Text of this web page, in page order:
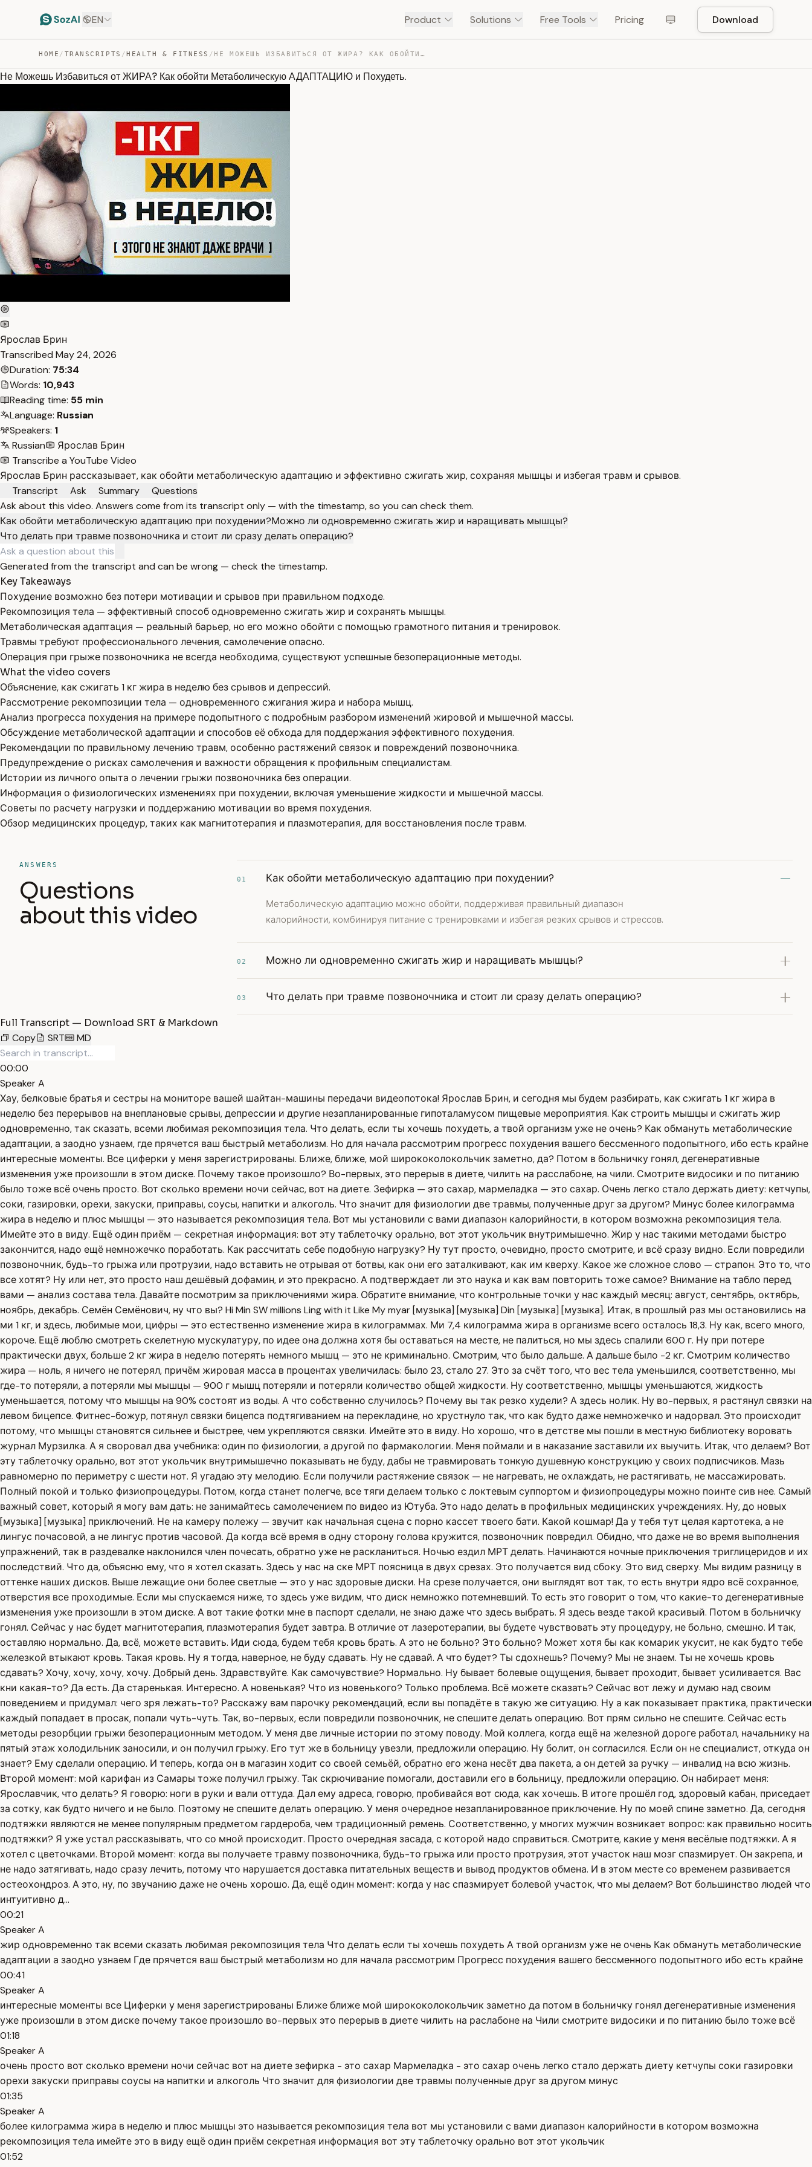
EN Product Solutions Free Tools Pricing Download
HOME / TRANSCRIPTS /HEALTH & FITNESS / НЕ МОЖЕШЬ ИЗБАВИТЬСЯ ОТ ЖИРА? КАК ОБОЙТИ МЕТАБОЛИЧЕСКУЮ… — TRANSCRIPT
Не Можешь Избавиться от ЖИРА? Как обойти Метаболическую АДАПТАЦИЮ и Похудеть.
Ярослав Брин
Transcribed May 24, 2026
Duration: 75:34
Words: 10,943
Reading time: 55 min
Language: Russian
Speakers: 1
Russian
Ярослав Брин
Transcribe a YouTube Video
Ярослав Брин рассказывает, как обойти метаболическую адаптацию и эффективно сжигать жир, сохраняя мышцы и избегая травм и срывов.
Transcript
Ask Summary
Questions
Ask about this video. Answers come from its transcript only — with the timestamp, so you can check them.
Как обойти метаболическую адаптацию при похудении?Можно ли одновременно сжигать жир и наращивать мышцы?
Что делать при травме позвоночника и стоит ли сразу делать операцию?
Generated from the transcript and can be wrong — check the timestamp.
Key Takeaways
Похудение возможно без потери мотивации и срывов при правильном подходе.
Рекомпозиция тела — эффективный способ одновременно сжигать жир и сохранять мышцы.
Метаболическая адаптация — реальный барьер, но его можно обойти с помощью грамотного питания и тренировок.
Травмы требуют профессионального лечения, самолечение опасно.
Операция при грыже позвоночника не всегда необходима, существуют успешные безоперационные методы.
What the video covers
Объяснение, как сжигать 1 кг жира в неделю без срывов и депрессий.
Рассмотрение рекомпозиции тела — одновременного сжигания жира и набора мышц.
Анализ прогресса похудения на примере подопытного с подробным разбором изменений жировой и мышечной массы.
Обсуждение метаболической адаптации и способов её обхода для поддержания эффективного похудения.
Рекомендации по правильному лечению травм, особенно растяжений связок и повреждений позвоночника.
Предупреждение о рисках самолечения и важности обращения к профильным специалистам.
Истории из личного опыта о лечении грыжи позвоночника без операции.
Информация о физиологических изменениях при похудении, включая уменьшение жидкости и мышечной массы.
Советы по расчету нагрузки и поддержанию мотивации во время похудения.
Обзор медицинских процедур, таких как магнитотерапия и плазмотерапия, для восстановления после травм.
ANSWERS
Questions
about this video
01 Как обойти метаболическую адаптацию при похудении?
Метаболическую адаптацию можно обойти, поддерживая правильный диапазон
калорийности, комбинируя питание с тренировками и избегая резких срывов и стрессов.
02 Можно ли одновременно сжигать жир и наращивать мышцы?
03 Что делать при травме позвоночника и стоит ли сразу делать операцию?
Full Transcript — Download SRT & Markdown
Copy
SRT MD
00:00
Speaker A
Хау, белковые братья и сестры на мониторе вашей шайтан-машины передачи видеопотока! Ярослав Брин, и сегодня мы будем разбирать, как сжигать 1 кг жира в
неделю без перерывов на внеплановые срывы, депрессии и другие незапланированные гипоталамусом пищевые мероприятия. Как строить мышцы и сжигать жир
одновременно, так сказать, всеми любимая рекомпозиция тела. Что делать, если ты хочешь похудеть, а твой организм уже не очень? Как обмануть метаболические
адаптации, а заодно узнаем, где прячется ваш быстрый метаболизм. Но для начала рассмотрим прогресс похудения вашего бессменного подопытного, ибо есть крайне
интересные моменты. Все циферки у меня зарегистрированы. Ближе, ближе, мой ширококолокольчик заметно, да? Потом в больничку гонял, дегенеративные
изменения уже произошли в этом диске. Почему такое произошло? Во-первых, это перерыв в диете, чилить на расслабоне, на чили. Смотрите видосики и по питанию
было тоже всё очень просто. Вот сколько времени ночи сейчас, вот на диете. Зефирка — это сахар, мармеладка — это сахар. Очень легко стало держать диету: кетчупы,
соки, газировки, орехи, закуски, приправы, соусы, напитки и алкоголь. Что значит для физиологии две травмы, полученные друг за другом? Минус более килограмма
жира в неделю и плюс мышцы — это называется рекомпозиция тела. Вот мы установили с вами диапазон калорийности, в котором возможна рекомпозиция тела.
Имейте это в виду. Ещё один приём — секретная информация: вот эту таблеточку орально, вот этот укольчик внутримышечно. Жир у нас такими методами быстро
закончится, надо ещё немножечко поработать. Как рассчитать себе подобную нагрузку? Ну тут просто, очевидно, просто смотрите, и всё сразу видно. Если повредили
позвоночник, будь-то грыжа или протрузии, надо вставить не отрывая от ботвы, как они его заталкивают, как им кверху. Какое же сложное слово — страпон. Это то, что
все хотят? Ну или нет, это просто наш дешёвый дофамин, и это прекрасно. А подтверждает ли это наука и как вам повторить тоже самое? Внимание на табло перед
вами — анализ состава тела. Давайте посмотрим за приключениями жира. Обратите внимание, что контрольные точки у нас каждый месяц: август, сентябрь, октябрь,
ноябрь, декабрь. Семён Семёнович, ну что вы? Hi Min SW millions Ling with it Like My myar [музыка] [музыка] Din [музыка] [музыка]. Итак, в прошлый раз мы остановились на
ми 1 кг, и здесь, любимые мои, цифры — это естественно изменение жира в килограммах. Ми 7,4 килограмма жира в организме всего осталось 18,3. Ну как, всего много,
короче. Ещё люблю смотреть скелетную мускулатуру, по идее она должна хотя бы оставаться на месте, не палиться, но мы здесь спалили 600 г. Ну при потере
практически двух, больше 2 кг жира в неделю потерять немного мышц — это не криминально. Смотрим, что было дальше. А дальше было -2 кг. Смотрим количество
жира — ноль, я ничего не потерял, причём жировая масса в процентах увеличилась: было 23, стало 27. Это за счёт того, что вес тела уменьшился, соответственно, мы
где-то потеряли, а потеряли мы мышцы — 900 г мышц потеряли и потеряли количество общей жидкости. Ну соответственно, мышцы уменьшаются, жидкость
уменьшается, потому что мышцы на 90% состоят из воды. А что собственно случилось? Почему вы так резко худели? А здесь нолик. Ну во-первых, я растянул связки на
левом бицепсе. Фитнес-божур, потянул связки бицепса подтягиванием на перекладине, но хрустнуло так, что как будто даже немножечко и надорвал. Это происходит
потому, что мышцы становятся сильнее и быстрее, чем укрепляются связки. Имейте это в виду. Но хорошо, что в детстве мы пошли в местную библиотеку воровать
журнал Мурзилка. А я своровал два учебника: один по физиологии, а другой по фармакологии. Меня поймали и в наказание заставили их выучить. Итак, что делаем? Вот
эту таблеточку орально, вот этот укольчик внутримышечно показывать не буду, дабы не травмировать тонкую душевную конструкцию у своих подписчиков. Мазь
равномерно по периметру с шести нот. Я угадаю эту мелодию. Если получили растяжение связок — не нагревать, не охлаждать, не растягивать, не массажировать.
Полный покой и только физиопроцедуры. Потом, когда станет полегче, все тяги делаем только с локтевым суппортом и физиопроцедуры можно поинте сив нее. Самый
важный совет, который я могу вам дать: не занимайтесь самолечением по видео из Ютуба. Это надо делать в профильных медицинских учреждениях. Ну, до новых
[музыка] [музыка] приключений. Не на камеру полежу — звучит как начальная сцена с порно кассет твоего бати. Какой кошмар! Да у тебя тут целая картотека, а не
лингус почасовой, а не лингус против часовой. Да когда всё время в одну сторону голова кружится, позвоночник повредил. Обидно, что даже не во время выполнения
упражнений, так в раздевалке наклонился член почесать, обратно уже не раскланиться. Ночью ездил МРТ делать. Начинаются ночные приключения триглицеридов и их
последствий. Что да, объясню ему, что я хотел сказать. Здесь у нас на ске МРТ поясница в двух срезах. Это получается вид сбоку. Это вид сверху. Мы видим разницу в
оттенке наших дисков. Выше лежащие они более светлые — это у нас здоровые диски. На срезе получается, они выглядят вот так, то есть внутри ядро всё сохранное,
отверстия все проходимые. Если мы спускаемся ниже, то здесь уже видим, что диск немножко потемневший. То есть это говорит о том, что какие-то дегенеративные
изменения уже произошли в этом диске. А вот такие фотки мне в паспорт сделали, не знаю даже что здесь выбрать. Я здесь везде такой красивый. Потом в больничку
гонял. Сейчас у нас будет магнитотерапия, плазмотерапия будет завтра. В отличие от лазеротерапии, вы будете чувствовать эту процедуру, не больно, смешно. И так,
оставляю нормально. Да, всё, можете вставить. Иди сюда, будем тебя кровь брать. А это не больно? Это больно? Может хотя бы как комарик укусит, не как будто тебе
железкой втыкают кровь. Такая кровь. Ну я тогда, наверное, не буду сдавать. Ну не сдавай. А что будет? Ты сдохнешь? Почему? Мы не знаем. Ты не хочешь кровь
сдавать? Хочу, хочу, хочу, хочу. Добрый день. Здравствуйте. Как самочувствие? Нормально. Ну бывает болевые ощущения, бывает проходит, бывает усиливается. Вас
кни какая-то? Да есть. Да старенькая. Интересно. А новенькая? Что из новенького? Только проблема. Всё можете сказать? Сейчас вот лежу и думаю над своим
поведением и придумал: чего зря лежать-то? Расскажу вам парочку рекомендаций, если вы попадёте в такую же ситуацию. Ну а как показывает практика, практически
каждый попадает в просак, попали чуть-чуть. Так, во-первых, если повредили позвоночник, не спешите делать операцию. Вот прям сильно не спешите. Сейчас есть
методы резорбции грыжи безоперационным методом. У меня две личные истории по этому поводу. Мой коллега, когда ещё на железной дороге работал, начальнику на
пятый этаж холодильник заносили, и он получил грыжу. Его тут же в больницу увезли, предложили операцию. Ну болит, он согласился. Если он не специалист, откуда он
знает? Ему сделали операцию. И теперь, когда он в магазин ходит со своей семьёй, обратно его жена несёт два пакета, а он детей за ручку — инвалид на всю жизнь.
Второй момент: мой карифан из Самары тоже получил грыжу. Так скрючивание помогали, доставили его в больницу, предложили операцию. Он набирает меня:
Ярославчик, что делать? Я говорю: ноги в руки и вали оттуда. Дал ему адреса, говорю, пробивайся вот сюда, как хочешь. В итоге прошёл год, здоровый кабан, приседает
за сотку, как будто ничего и не было. Поэтому не спешите делать операцию. У меня очередное незапланированное приключение. Ну по моей спине заметно. Да, сегодня
подтяжки являются не менее популярным предметом гардероба, чем традиционный ремень. Соответственно, у многих мужчин возникает вопрос: как правильно носить
подтяжки? Я уже устал рассказывать, что со мной происходит. Просто очередная засада, с которой надо справиться. Смотрите, какие у меня весёлые подтяжки. А я
хотел с цветочками. Второй момент: когда вы получаете травму позвоночника, будь-то грыжа или просто протрузия, этот участок наш мозг спазмирует. Он закрепа, и
не надо затягивать, надо сразу лечить, потому что нарушается доставка питательных веществ и вывод продуктов обмена. И в этом месте со временем развивается
остеохондроз. А это, ну, по звучанию даже не очень хорошо. Да, ещё один момент: когда у нас спазмирует болевой участок, что мы делаем? Вот большинство людей что
интуитивно д...
00:21
Speaker A
жир одновременно так всеми сказать любимая рекомпозиция тела Что делать если ты хочешь похудеть А твой организм уже не очень Как обмануть метаболические
адаптации а заодно узнаем Где прячется ваш быстрый метаболизм но для начала рассмотрим Прогресс похудения вашего бессменного подопытного ибо есть крайне
00:41
Speaker A
интересные моменты все Циферки у меня зарегистрированы Ближе ближе мой ширококолокольчик заметно да потом в больничку гонял дегенеративные изменения
уже произошли в этом диске почему такое произошло во-первых это перерыв в диете чилить на раслабоне на Чили смотрите видосики и по питанию было тоже всё
01:18
Speaker A
очень просто вот сколько времени ночи сейчас вот на диете зефирка - это сахар Мармеладка - это сахар очень легко стало держать диету кетчупы соки газировки
орехи закуски приправы соусы на напитки и алкоголь Что значит для физиологии две травмы полученные друг за другом минус
01:35
Speaker A
более килограмма жира в неделю и плюс мышцы это называется рекомпозиция тела вот мы установили с вами диапазон калорийности в котором возможна
рекомпозиция тела имейте это в виду ещё один приём секретная информация вот эту таблеточку орально вот этот укольчик
01:52